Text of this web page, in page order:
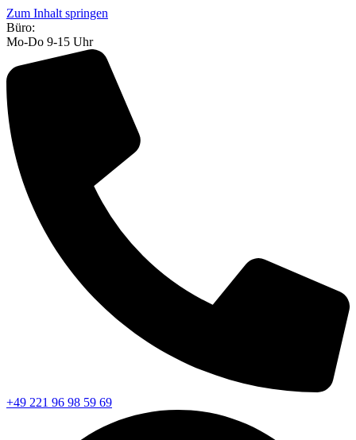
Zum Inhalt springen
Büro:
Mo-Do 9-15 Uhr
+49 221 96 98 59 69